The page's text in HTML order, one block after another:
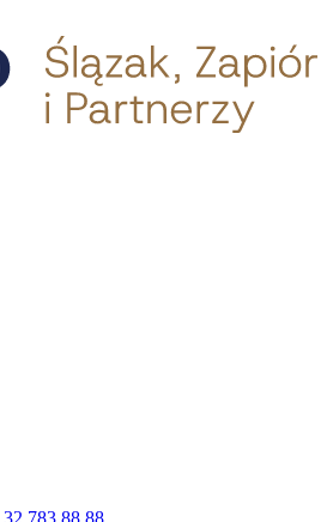
783 88 88